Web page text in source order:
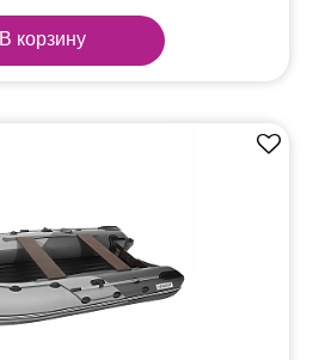
В корзину